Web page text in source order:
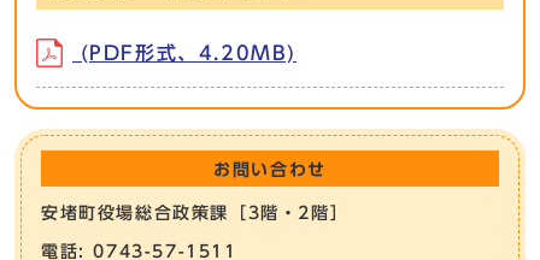
(PDF形式、4.20MB)
お問い合わせ
安堵町役場総合政策課［3階・2階］
電話: 0743-57-1511